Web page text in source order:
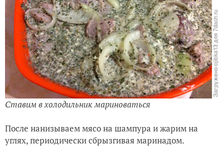
Ставим в холодильник мариноваться
После нанизываем мясо на шампура и жарим на
углях, периодически сбрызгивая маринадом.